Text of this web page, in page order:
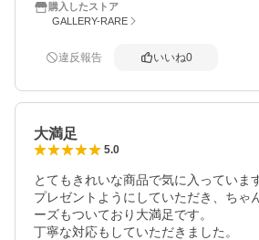
購入したストア
GALLERY-RARE
違反報告 いいね0
大満足
5.0
とてもきれいな商品で気に入っていま
プレゼントようにしていただき、ちゃ
ーズもついており大満足です。
丁寧な対応もしていただきました。